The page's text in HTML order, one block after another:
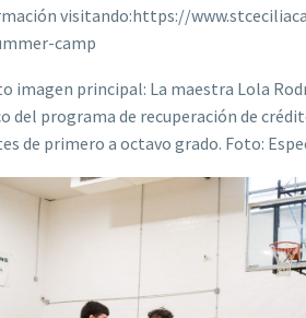
visitando:https://
camp
imagen principal: La maestra Lola
del programa de recuperación de
de primero a octavo grado. Foto: